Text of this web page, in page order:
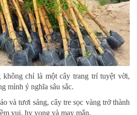
không chỉ là một cây trang trí tuyệt vời,
mình ý nghĩa sâu sắc.
và tươi sáng, cây tre sọc vàng trở thành
vui, hy vọng và may mắn.